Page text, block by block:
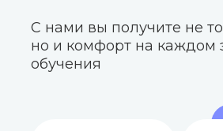
С нами вы получите не
но и комфорт на каждом
обучения